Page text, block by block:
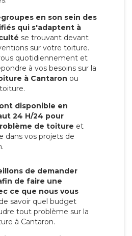
en son sein des
qui s'adaptent à
se trouvant devant
sur votre toiture.
quotidiennement et
à vos besoins sur la
à Cantaron ou
disponible en
24 H/24 pour
de toiture et
dans vos projets de
de demander
de faire une
ce que nous vous
savoir quel budget
tout problème sur la
à Cantaron.